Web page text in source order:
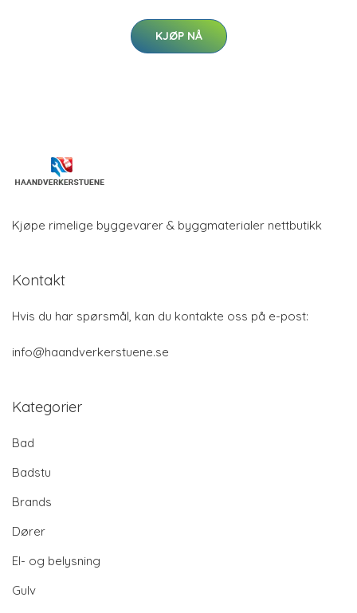
KJØP NÅ
Kjøpe rimelige byggevarer & byggmaterialer nettbutikk
Kontakt
Hvis du har spørsmål, kan du kontakte oss på e-post:
info@haandverkerstuene.se
Kategorier
Bad
Badstu
Brands
Dører
El- og belysning
Gulv